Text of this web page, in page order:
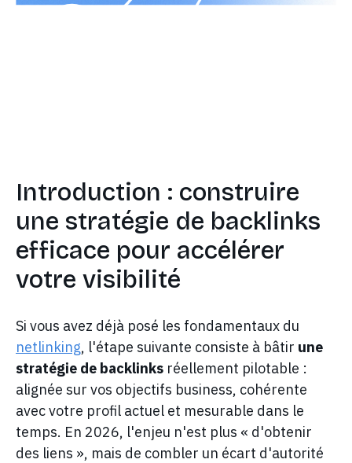
Introduction : construire
une stratégie de backlinks
efficace pour accélérer
votre visibilité
Si vous avez déjà posé les fondamentaux du
netlinking, l'étape suivante consiste à bâtir une
stratégie de backlinksréellement pilotable :
alignée sur vos objectifs business, cohérente
avec votre profil actuel et mesurable dans le
temps. En 2026, l'enjeu n'est plus « d'obtenir
des liens », mais de combler un écart d'autorité